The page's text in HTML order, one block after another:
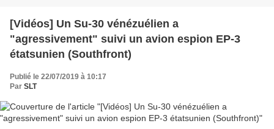
[Vidéos] Un Su-30 vénézuélien a
"agressivement" suivi un avion espion EP-3
étatsunien (Southfront)
Publié le 22/07/2019 à 10:17
Par SLT